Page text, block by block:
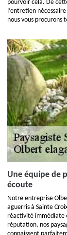
pourvoir cela. De
l’entretien
nous vous procurons
Une équipe de
écoute
Notre entreprise
aguerris à Sainte
réactivité immédiate
réputation, nos